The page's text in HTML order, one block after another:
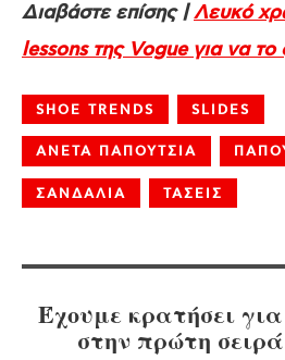
Διαβάστε επίσης |Λευκό
lessons της Vogue για να
SHOE TRENDS SLIDES
ΑΝΕΤΑ ΠΑΠΟΥΤΣΙΑ
ΣΑΝΔΑΛΙΑ ΤΑΣΕΙΣ
Έχουμε κρατήσει
στην πρώτη